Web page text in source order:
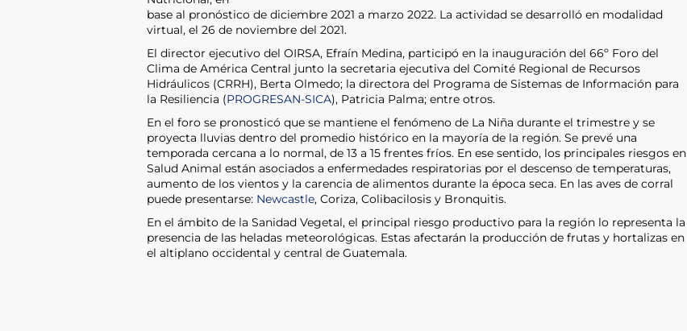
base al pronóstico de diciembre 2021 a marzo 2022. La actividad se desarrolló en modalidad
virtual, el 26 de noviembre del 2021.
El director ejecutivo del OIRSA, Efraín Medina, participó en la inauguración del 66º Foro del
Clima de América Central junto la secretaria ejecutiva del Comité Regional de Recursos
Hidráulicos (CRRH), Berta Olmedo; la directora del Programa de Sistemas de Información para
la Resiliencia (PROGRESAN-SICA), Patricia Palma; entre otros.
En el foro se pronosticó que se mantiene el fenómeno de La Niña durante el trimestre y se
proyecta lluvias dentro del promedio histórico en la mayoría de la región. Se prevé una
temporada cercana a lo normal, de 13 a 15 frentes fríos. En ese sentido, los principales riesgos en
Salud Animal están asociados a enfermedades respiratorias por el descenso de temperaturas,
aumento de los vientos y la carencia de alimentos durante la época seca. En las aves de corral
puede presentarse: Newcastle, Coriza, Colibacilosis y Bronquitis.
En el ámbito de la Sanidad Vegetal, el principal riesgo productivo para la región lo representa la
presencia de las heladas meteorológicas. Estas afectarán la producción de frutas y hortalizas en
el altiplano occidental y central de Guatemala.